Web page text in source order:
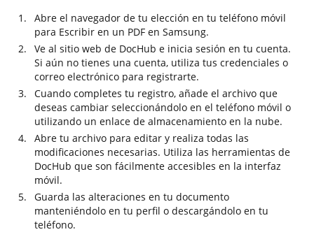
Abre el navegador de tu elección en tu teléfono móvil
para Escribir en un PDF en Samsung.
Ve al sitio web de DocHub e inicia sesión en tu cuenta.
Si aún no tienes una cuenta, utiliza tus credenciales o
correo electrónico para registrarte.
Cuando completes tu registro, añade el archivo que
deseas cambiar seleccionándolo en el teléfono móvil o
utilizando un enlace de almacenamiento en la nube.
Abre tu archivo para editar y realiza todas las
modificaciones necesarias. Utiliza las herramientas de
DocHub que son fácilmente accesibles en la interfaz
móvil.
Guarda las alteraciones en tu documento
manteniéndolo en tu perfil o descargándolo en tu
teléfono.